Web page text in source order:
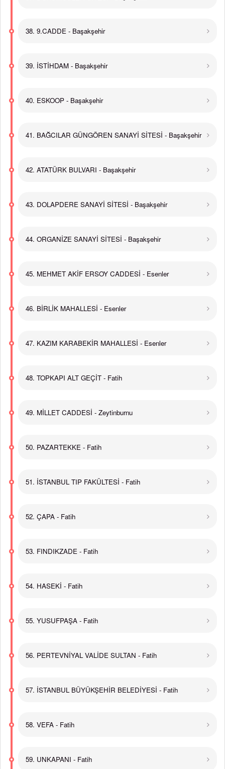
38. 9.CADDE - Başakşehir
39. İSTİHDAM - Başakşehir
40. ESKOOP - Başakşehir
41. BAĞCILAR GÜNGÖREN SANAYİ SİTESİ - Başakşehir
42. ATATÜRK BULVARI - Başakşehir
43. DOLAPDERE SANAYİ SİTESİ - Başakşehir
44. ORGANİZE SANAYİ SİTESİ - Başakşehir
45. MEHMET AKİF ERSOY CADDESİ - Esenler
46. BİRLİK MAHALLESİ - Esenler
47. KAZIM KARABEKİR MAHALLESİ - Esenler
48. TOPKAPI ALT GEÇİT - Fatih
49. MİLLET CADDESİ - Zeytinburnu
50. PAZARTEKKE - Fatih
51. İSTANBUL TIP FAKÜLTESİ - Fatih
52. ÇAPA - Fatih
53. FINDIKZADE - Fatih
54. HASEKİ - Fatih
55. YUSUFPAŞA - Fatih
56. PERTEVNİYAL VALİDE SULTAN - Fatih
57. İSTANBUL BÜYÜKŞEHİR BELEDİYESİ - Fatih
58. VEFA - Fatih
59. UNKAPANI - Fatih